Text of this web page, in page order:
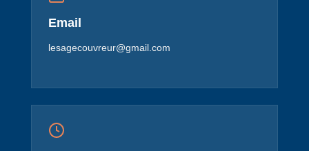
Email
lesagecouvreur@gmail.com